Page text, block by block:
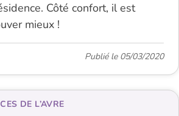
Côté confort, il est
mieux !
Publié le 05/03/2020
DE L’AVRE